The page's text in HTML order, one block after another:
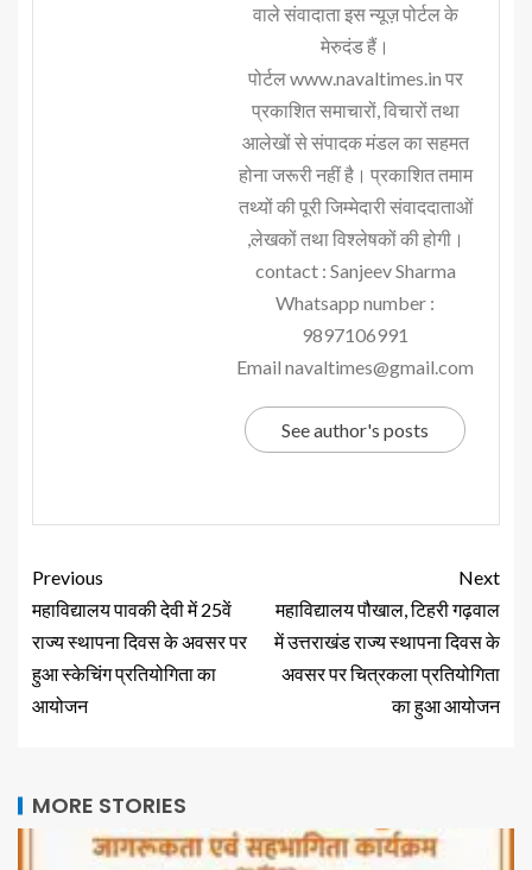
वाले संवादाता इस न्यूज़ पोर्टल के
मेरुदंड हैं।
पोर्टल www.navaltimes.in पर
प्रकाशित समाचारों, विचारों तथा
आलेखों से संपादक मंडल का सहमत
होना जरूरी नहीं है। प्रकाशित तमाम
तथ्यों की पूरी जिम्मेदारी संवाददाताओं
,लेखकों तथा विश्लेषकों की होगी।
contact : Sanjeev Sharma
Whatsapp number :
9897106991
Email navaltimes@gmail.com
See author's posts
Previous
महाविद्यालय पावकी देवी में 25वें
राज्य स्थापना दिवस के अवसर पर
हुआ स्केचिंग प्रतियोगिता का
आयोजन
Next
महाविद्यालय पौखाल, टिहरी गढ़वाल
में उत्तराखंड राज्य स्थापना दिवस के
अवसर पर चित्रकला प्रतियोगिता
का हुआ आयोजन
MORE STORIES